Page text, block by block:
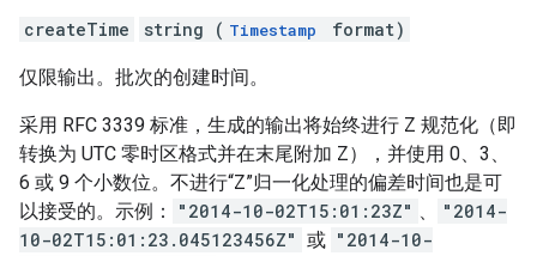
createTime string ( Timestamp format)
仅限输出。批次的创建时间。
采用 RFC 3339 标准，生成的输出将始终进行 Z 规范化（即
转换为 UTC 零时区格式并在末尾附加 Z），并使用 0、3、
6 或 9 个小数位。不进行“Z”归一化处理的偏差时间也是可
以接受的。示例：
"2014-10-02T15:01:23Z" 、
"2014-
10-02T15:01:23.045123456Z" 或 "2014-10-